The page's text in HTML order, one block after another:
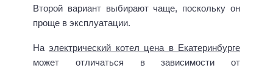
Второй вариант выбирают чаще, поскольку он
проще в эксплуатации.
Наэлектрический котел цена в Екатеринбурге
может отличаться в зависимости от